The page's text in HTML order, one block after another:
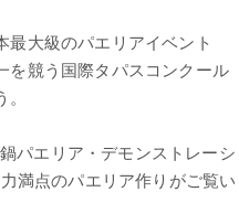
最大級のパエリアイベント
を競う国際タパスコンクール
パエリア・デモンストレーシ
満点のパエリア作りがご覧い